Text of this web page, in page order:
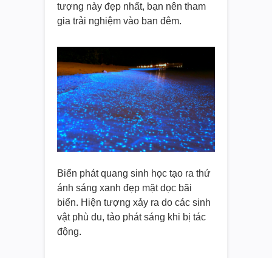
tượng này đẹp nhất, bạn nên tham
gia trải nghiệm vào ban đêm.
Biển phát quang sinh học tạo ra thứ
ánh sáng xanh đẹp mặt dọc bãi
biển. Hiện tượng xảy ra do các sinh
vật phù du, tảo phát sáng khi bị tác
động.